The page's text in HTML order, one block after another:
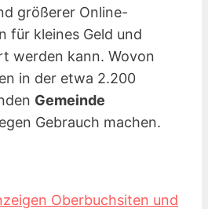
größerer Online-
für kleines Geld und
werden kann. Wovon
in der etwa 2.200
Gemeinde
Gebrauch machen.
Oberbuchsiten und